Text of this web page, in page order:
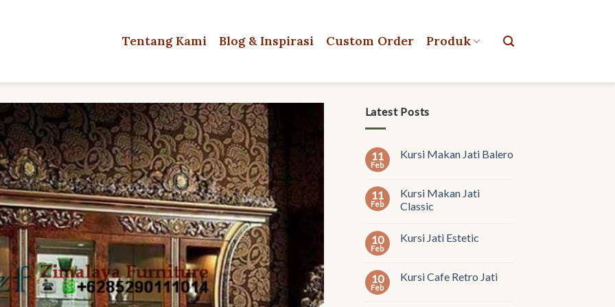
Tentang Kami Blog & Inspirasi Custom Order Produk
Latest Posts
11
Feb
Kursi Makan Jati Balero
11
Feb
Kursi Makan Jati
Classic
10
Feb
Kursi Jati Estetic
10
Feb
Kursi Cafe Retro Jati